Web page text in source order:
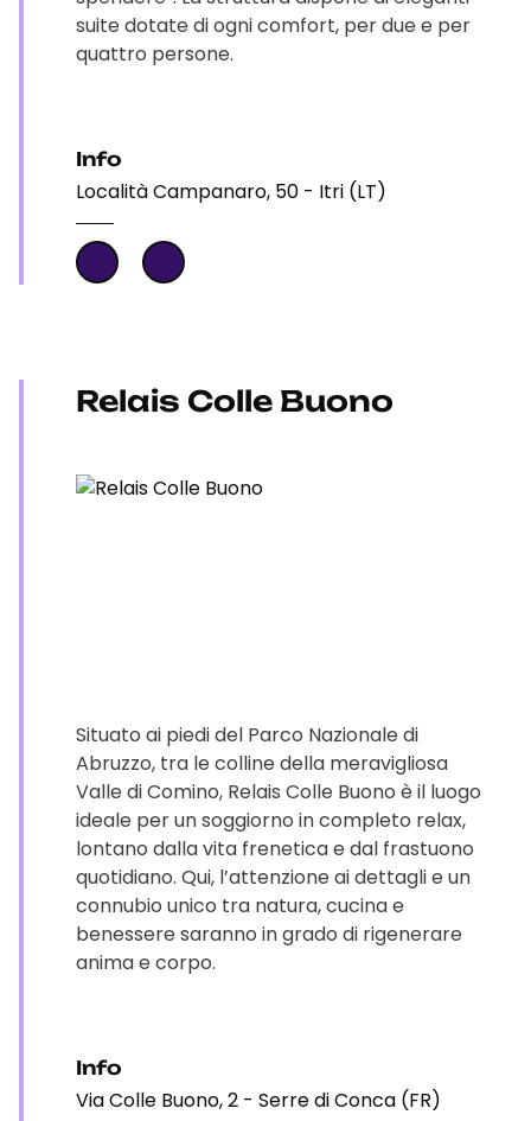
suite dotate di ogni comfort, per due e per
quattro persone.
Info
Località Campanaro, 50 - Itri (LT)
Relais Colle Buono
Situato ai piedi del Parco Nazionale di
Abruzzo, tra le colline della meravigliosa
Valle di Comino, Relais Colle Buono è il luogo
ideale per un soggiorno in completo relax,
lontano dalla vita frenetica e dal frastuono
quotidiano. Qui, l’attenzione ai dettagli e un
connubio unico tra natura, cucina e
benessere saranno in grado di rigenerare
anima e corpo.
Info
Via Colle Buono, 2 - Serre di Conca (FR)